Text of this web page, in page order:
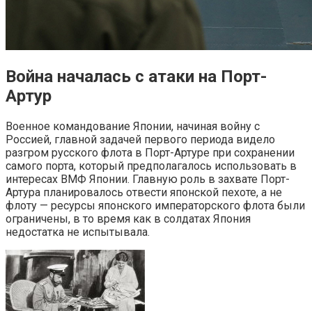
Война началась с атаки на Порт-
Артур
Военное командование Японии, начиная войну с
Россией, главной задачей первого периода видело
разгром русского флота в Порт-Артуре при сохранении
самого порта, который предполагалось использовать в
интересах ВМФ Японии. Главную роль в захвате Порт-
Артура планировалось отвести японской пехоте, а не
флоту — ресурсы японского императорского флота были
ограничены, в то время как в солдатах Япония
недостатка не испытывала.